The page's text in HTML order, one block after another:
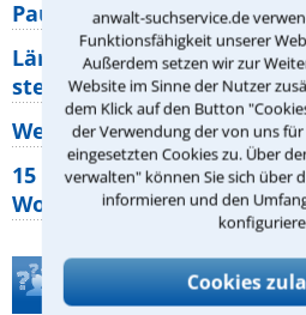
anwalt-suchservice.de
Funktionsfähigkeit unserer
Außerdem setzen wir zur
Website im Sinne der Nutzer
dem Klick auf den Button
der Verwendung der von uns
eingesetzten Cookies zu. Über
verwalten" können Sie sich über
informieren und den
Cookies
Pauschalurlauber?
Lärm von den Nachbarn:
stehen mir zu?
Wer muss
15 elementare Rechte, die
Wohnungseigentümer
Teste Dein